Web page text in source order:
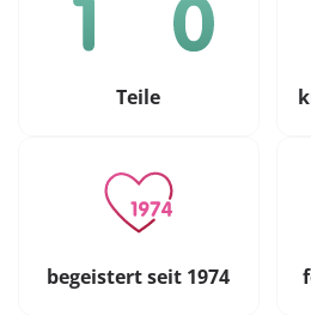
Teile
begeistert seit 1974